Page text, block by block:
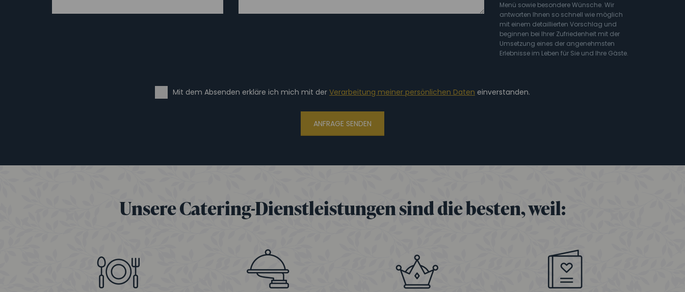
Menü sowie besondere Wünsche. Wir
antworten Ihnen so schnell wie möglich
mit einem detaillierten Vorschlag und
beginnen bei Ihrer Zufriedenheit mit der
Umsetzung eines der angenehmsten
Erlebnisse im Leben für Sie und Ihre Gäste.
Mit dem Absenden erkläre ich mich mit der Verarbeitung meiner persönlichen Daten einverstanden.
ANFRAGE SENDEN
Unsere Catering-Dienstleistungen sind die besten, weil: